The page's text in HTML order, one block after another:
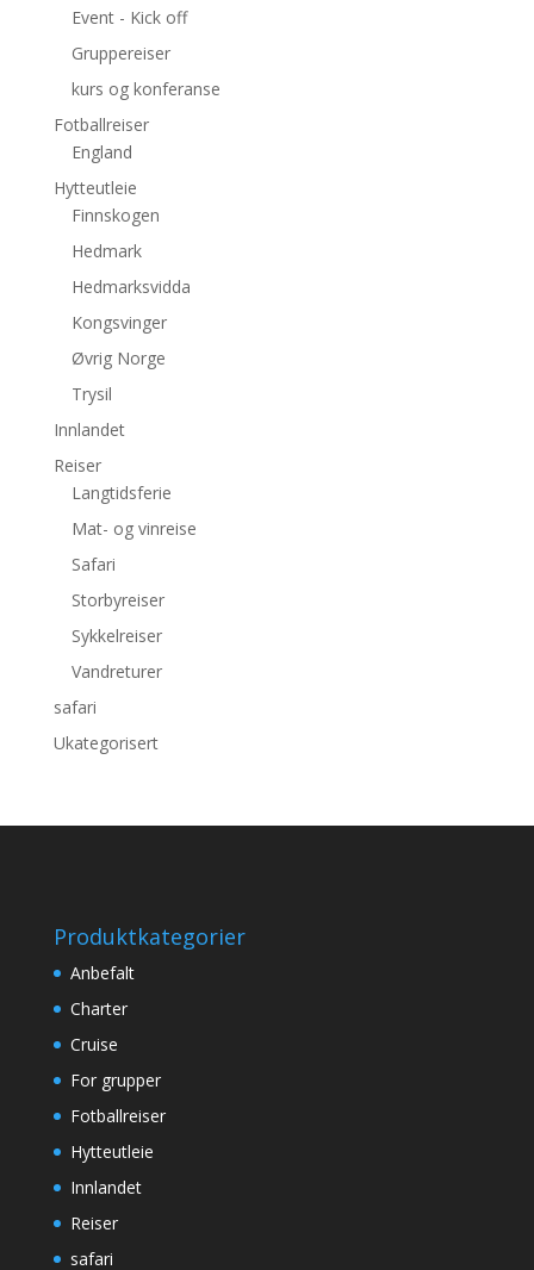
Event - Kick off
Gruppereiser
kurs og konferanse
Fotballreiser
England
Hytteutleie
Finnskogen
Hedmark
Hedmarksvidda
Kongsvinger
Øvrig Norge
Trysil
Innlandet
Reiser
Langtidsferie
Mat- og vinreise
Safari
Storbyreiser
Sykkelreiser
Vandreturer
safari
Ukategorisert
Produktkategorier
Anbefalt
Charter
Cruise
For grupper
Fotballreiser
Hytteutleie
Innlandet
Reiser
safari